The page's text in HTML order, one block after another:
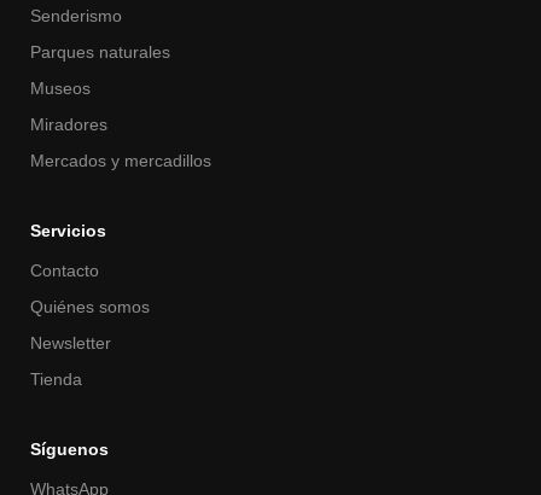
Senderismo
Parques naturales
Museos
Miradores
Mercados y mercadillos
Servicios
Contacto
Quiénes somos
Newsletter
Tienda
Síguenos
WhatsApp